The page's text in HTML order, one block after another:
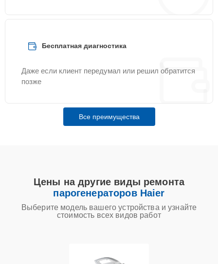
Бесплатная диагностика
Даже если клиент передумал или решил обратится
позже
Все преимущества
Цены на другие виды ремонта
парогенераторов Haier
Выберите модель вашего устройства и узнайте
стоимость всех видов работ